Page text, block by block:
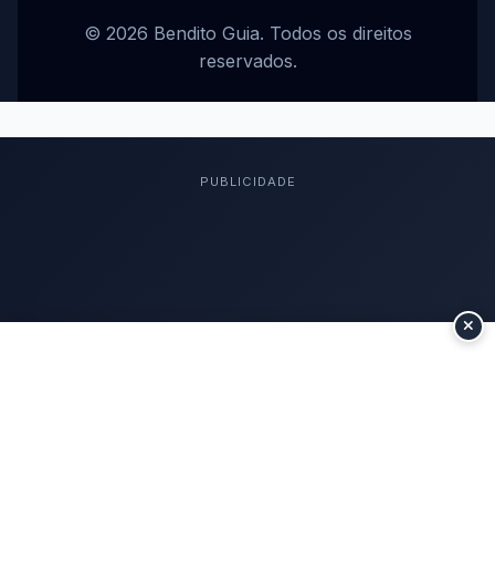
© 2026 Bendito Guia. Todos os direitos
reservados.